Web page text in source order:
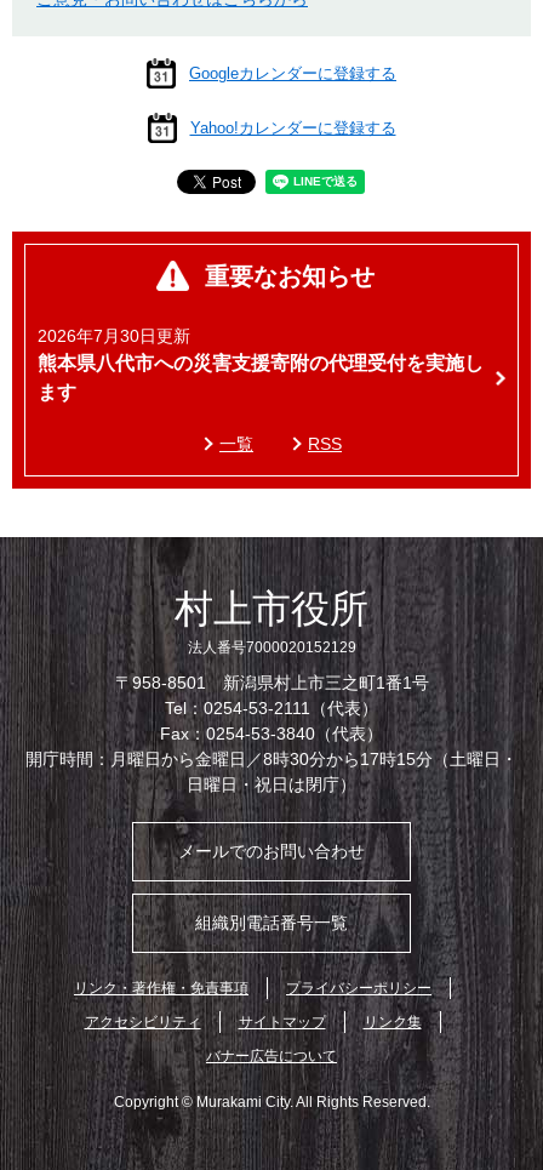
Googleカレンダーに登録する
Yahoo!カレンダーに登録する
重要なお知らせ
2026年7月30日更新
熊本県八代市への災害支援寄附の代理受付を実施し
ます
一覧 RSS
村上市役所
法人番号7000020152129
〒958-8501 新潟県村上市三之町1番1号
Tel：0254-53-2111（代表）
Fax：0254-53-3840（代表）
開庁時間：月曜日から金曜日／8時30分から17時15分（土曜日・
日曜日・祝日は閉庁）
メールでのお問い合わせ
組織別電話番号一覧
リンク・著作権・免責事項
プライバシーポリシー
アクセシビリティ
サイトマップ
リンク集
バナー広告について
Copyright © Murakami City. All Rights Reserved.